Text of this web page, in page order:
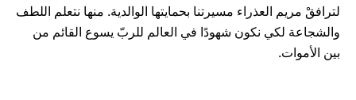
لترافقْ مريم العذراء مسيرتنا بحمايتها الوالدية. منها نتعلم اللطف
والشجاعة لكي نكون شهودًا في العالم للربّ يسوع القائم من
بين الأموات.